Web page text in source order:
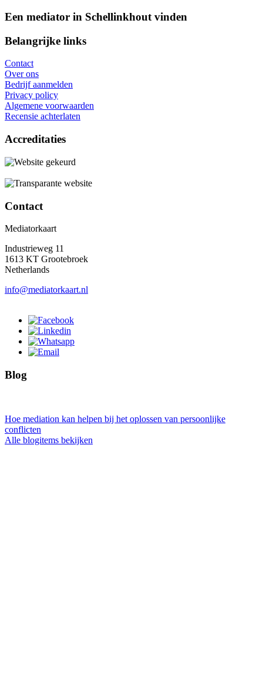
Een mediator in Schellinkhout vinden
Belangrijke links
Contact
Over ons
Bedrijf aanmelden
Privacy policy
Algemene voorwaarden
Recensie achterlaten
Accreditaties
Contact
Mediatorkaart
Industrieweg 11
1613 KT Grootebroek
Netherlands
info@mediatorkaart.nl
Blog
Hoe mediation kan helpen bij het oplossen van persoonlijke
conflicten
Alle blogitems bekijken